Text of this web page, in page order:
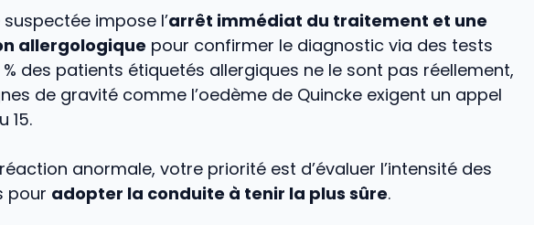
impose l’arrêt immédiat du traitement et une
allergologique pour confirmer le diagnostic via des tests
des patients étiquetés allergiques ne le sont pas réellement,
de gravité comme l’oedème de Quincke exigent un appel
15.
anormale, votre priorité est d’évaluer l’intensité des
pour adopter la conduite à tenir la plus sûre.